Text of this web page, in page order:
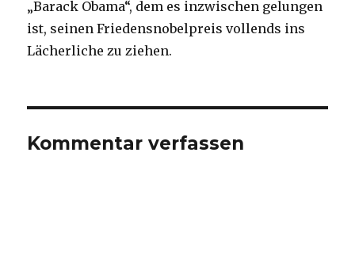
„Barack Obama“, dem es inzwischen gelungen
ist, seinen Friedensnobelpreis vollends ins
Lächerliche zu ziehen.
Kommentar verfassen